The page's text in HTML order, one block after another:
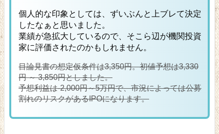
個人的な印象としては、ずいぶんと上ブレて決定
したなぁと思いました。
業績が急拡大しているので、そこら辺が機関投資
家に評価されたのかもしれません。
目論見書の想定仮条件は3,350円。初値予想は3,330
円 ～ 3,850円としました。
予想利益は-2,000円～5万円で、市況によっては公募
割れのリスクがあるIPOになります。